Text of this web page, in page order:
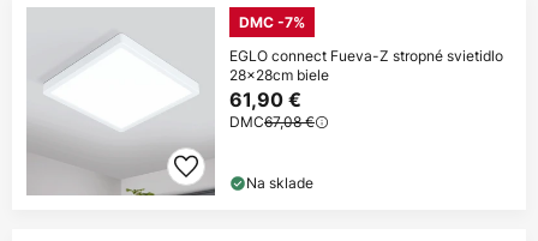
DMC -7%
EGLO connect Fueva-Z stropné svietidlo
28x28cm biele
61,90 €
DMC67,08 €
Na sklade